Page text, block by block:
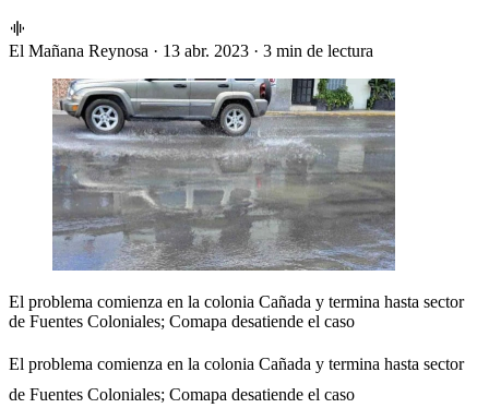
El Mañana Reynosa · 13 abr. 2023 · 3 min de lectura
El problema comienza en la colonia Cañada y termina hasta sector
de Fuentes Coloniales; Comapa desatiende el caso
El problema comienza en la colonia Cañada y termina hasta sector
de Fuentes Coloniales; Comapa desatiende el caso